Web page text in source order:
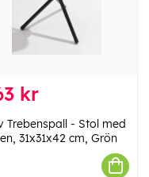
kr
Trebenspall - Stol med
31x31x42 cm, Grön